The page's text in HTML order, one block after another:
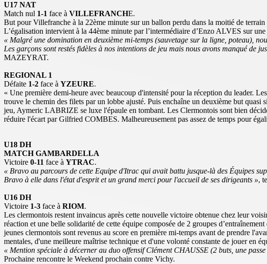
U17 NAT
Match nul 1-1 face à VILLEFRANCHE.
But pour Villefranche à la 22ème minute sur un ballon perdu dans la moitié de
L’égalisation intervient à la 44ème minute par l’intermédiaire d’Enzo ALVES sur
« Malgré une domination en deuxième mi-temps (sauvetage sur la ligne, poteau),
Les garçons sont restés fidèles à nos intentions de jeu mais nous avons manqué de
MAZEYRAT.
REGIONAL 1
Défaite 1-2 face à YZEURE.
« Une première demi-heure avec beaucoup d'intensité pour la réception du leader.
trouve le chemin des filets par un lobbe ajusté. Puis enchaîne un deuxième but
jeu, Aymeric LABRIZE se luxe l'épaule en tombant. Les Clermontois sont bien
réduire l'écart par Gilfried COMBES. Malheureusement pas assez de temps pour
U18 DH
MATCH GAMBARDELLA
Victoire 0-11 face à YTRAC.
« Bravo au parcours de cette Equipe d'Itrac qui avait battu jusque-là des Équipes
Bravo à elle dans l'état d'esprit et un grand merci pour l'accueil de ses dirigeants »,
U16 DH
Victoire 1-3 face à RIOM.
Les clermontois restent invaincus après cette nouvelle victoire obtenue chez leur
réaction et une belle solidarité de cette équipe composée de 2 groupes
jeunes clermontois sont revenus au score en première mi-temps avant de prendre
mentales, d'une meilleure maîtrise technique et d'une volonté constante de jouer en
« Mention spéciale à décerner au duo offensif Clément CHAUSSE (2 buts, une
Prochaine rencontre le Weekend prochain contre Vichy.